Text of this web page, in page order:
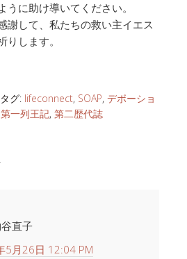
に助け導いてください。
謝して、私たちの救い主イエス
します。
タグ: lifeconnect, SOAP, デボーショ
第一列王記, 第二歴代誌
直子
5月26日 12:04 PM